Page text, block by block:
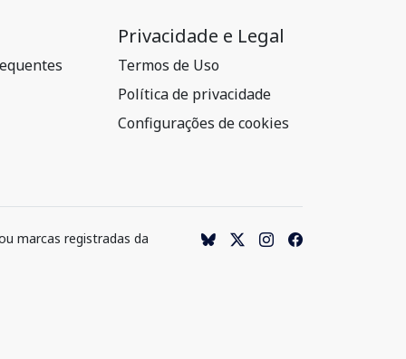
Privacidade e Legal
Termos de Uso
Política de privacidade
Configurações de cookies
marcas registradas da